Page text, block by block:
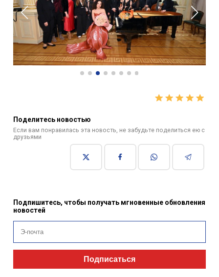
Поделитесь новостью
Если вам понравилась эта новость, не забудьте поделиться ею с
друзьями
Подпишитесь, чтобы получать мгновенные обновления
новостей
Подписаться